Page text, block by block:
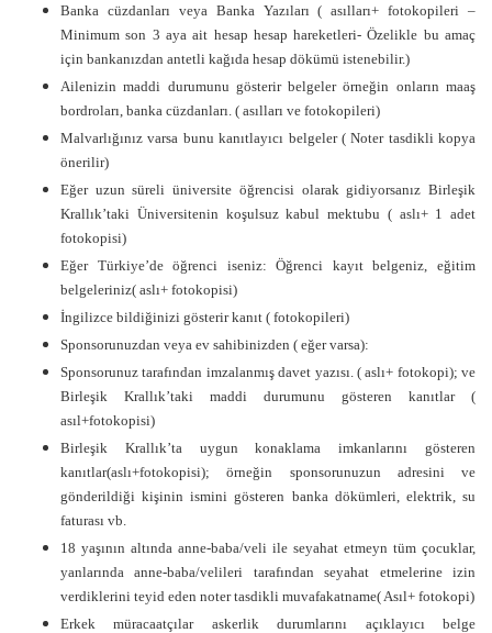
Banka cüzdanları veya Banka Yazıları ( asılları+ fotokopileri –
Minimum son 3 aya ait hesap hesap hareketleri- Özelikle bu amaç
için bankanızdan antetli kağıda hesap dökümü istenebilir.)
Ailenizin maddi durumunu gösterir belgeler örneğin onların maaş
bordroları, banka cüzdanları. ( asılları ve fotokopileri)
Malvarlığınız varsa bunu kanıtlayıcı belgeler ( Noter tasdikli kopya
önerilir)
Eğer uzun süreli üniversite öğrencisi olarak gidiyorsanız Birleşik
Krallık’taki Üniversitenin koşulsuz kabul mektubu ( aslı+ 1 adet
fotokopisi)
Eğer Türkiye’de öğrenci iseniz: Öğrenci kayıt belgeniz, eğitim
belgeleriniz( aslı+ fotokopisi)
İngilizce bildiğinizi gösterir kanıt ( fotokopileri)
Sponsorunuzdan veya ev sahibinizden ( eğer varsa):
Sponsorunuz tarafından imzalanmış davet yazısı. ( aslı+ fotokopi); ve
Birleşik Krallık’taki maddi durumunu gösteren kanıtlar (
asıl+fotokopisi)
Birleşik Krallık’ta uygun konaklama imkanlarını gösteren
kanıtlar(aslı+fotokopisi); örneğin sponsorunuzun adresini ve
gönderildiği kişinin ismini gösteren banka dökümleri, elektrik, su
faturası vb.
18 yaşının altında anne-baba/veli ile seyahat etmeyn tüm çocuklar,
yanlarında anne-baba/velileri tarafından seyahat etmelerine izin
verdiklerini teyid eden noter tasdikli muvafakatname( Asıl+ fotokopi)
Erkek müracaatçılar askerlik durumlarını açıklayıcı belge